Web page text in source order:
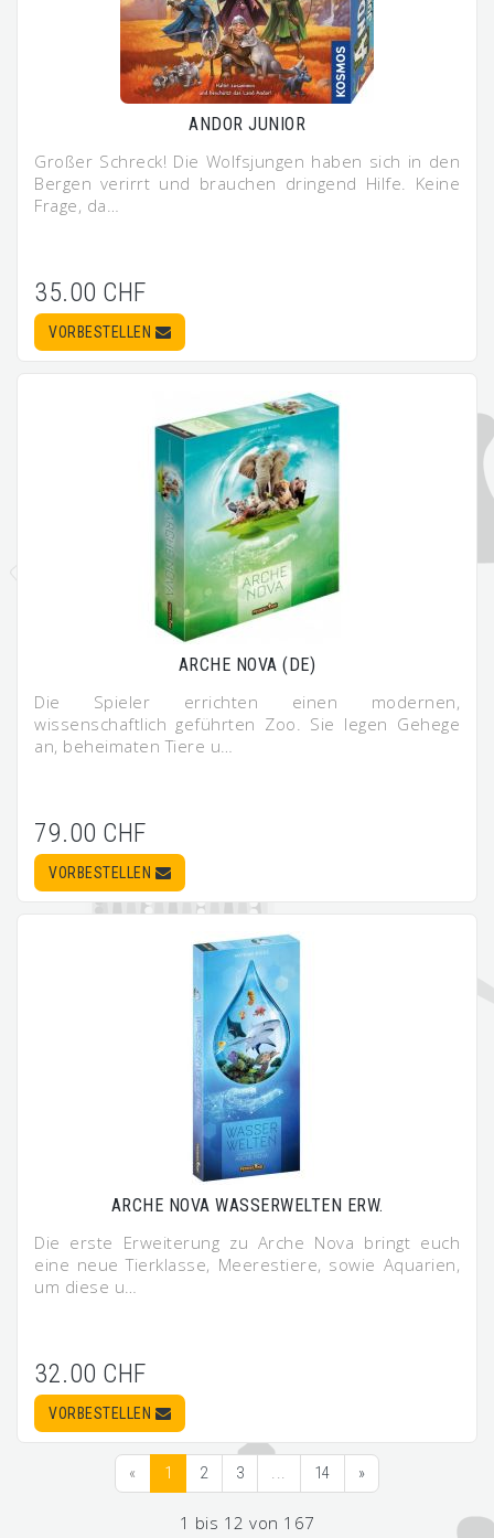
ANDOR JUNIOR
Großer Schreck! Die Wolfsjungen haben sich in den
Bergen verirrt und brauchen dringend Hilfe. Keine
Frage, da…
35.00 CHF
VORBESTELLEN
ARCHE NOVA (DE)
Die Spieler errichten einen modernen,
wissenschaftlich geführten Zoo. Sie legen Gehege
an, beheimaten Tiere u…
79.00 CHF
VORBESTELLEN
ARCHE NOVA WASSERWELTEN ERW.
Die erste Erweiterung zu Arche Nova bringt euch
eine neue Tierklasse, Meerestiere, sowie Aquarien,
um diese u…
32.00 CHF
VORBESTELLEN
« 1 2 3 ... 14 »
1 bis 12 von 167